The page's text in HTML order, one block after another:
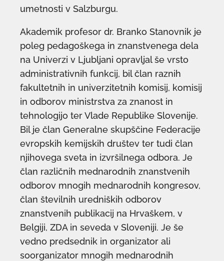
umetnosti v Salzburgu.
Akademik profesor dr. Branko Stanovnik je
poleg pedagoškega in znanstvenega dela
na Univerzi v Ljubljani opravljal še vrsto
administrativnih funkcij, bil član raznih
fakultetnih in univerzitetnih komisij, komisij
in odborov ministrstva za znanost in
tehnologijo ter Vlade Republike Slovenije.
Bil je član Generalne skupščine Federacije
evropskih kemijskih društev ter tudi član
njihovega sveta in izvršilnega odbora. Je
član različnih mednarodnih znanstvenih
odborov mnogih mednarodnih kongresov,
član številnih uredniških odborov
znanstvenih publikacij na Hrvaškem, v
Belgiji, ZDA in seveda v Sloveniji. Je še
vedno predsednik in organizator ali
soorganizator mnogih mednarodnih